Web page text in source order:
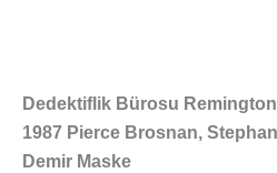
Dedektiflik Bürosu
1987 Pierce Brosnan,
Demir Maske